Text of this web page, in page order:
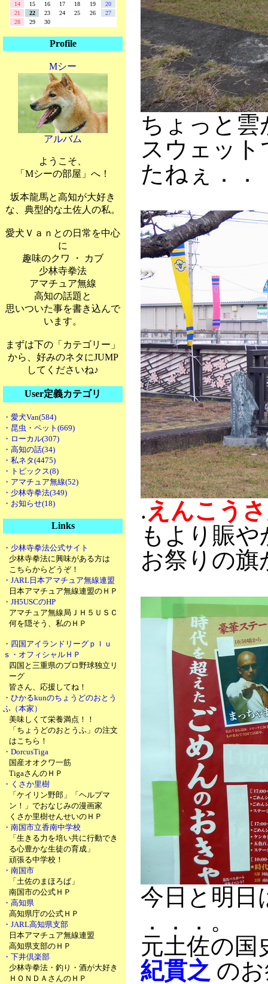
14
15 16 17 18 19
20
21
22 23 24 25 26
27
28
29 30
Profile
Mシー
アルバム
ようこそ、
「Mシーの部屋」へ！
坂本龍馬と高知が大好き
な、典型的な土佐人の私。
愛犬Ｖａｎとの日常を中心
に
趣味のクワ ・ カブ
少林寺拳法
アマチュア無線
高知の話題と
思いついた事を書き込んで
います。
まずは下の「カテゴリー」
から、好みのネタにJUMP
してくださいね♪
User定義カテゴリ
・愛犬Van(584)
・昆虫・ペット(669)
・ローカル(307)
・高知の話(34)
・私ネタ(4475)
・トピックス(8)
・アマチュア無線(52)
・少林寺拳法(349)
・お知らせ(18)
Links
・少林寺拳法公式サイト
少林寺拳法に興味がある方は
こちらからどうぞ！
・JARL日本アマチュア無線連盟
日本アマチュア無線連盟のＨＰ
・JH5USCのHP
アマチュア無線局ＪＨ５ＵＳＣ
何を隠そう、私のＨＰ
・四国アイランドリーグｐｌｕ
ｓ・オフィシャルＨＰ
四国と三重県のプロ野球独立リ
ーグ
皆さん、応援してね！
・ひかるkunのちょうどのおとう
ふ（本家）
美味しくて栄養満点！！
「ちょうどのおとうふ」の注文
はこちら！
・DorcusTiga
国産オオクワ一筋
TigaさんのＨＰ
・くさか里樹
「ケイリン野郎」「ヘルプマ
ン！」でおなじみの漫画家
くさか里樹せんせいのＨＰ
・南国市立香南中学校
「生きる力を培い共に行動でき
る心豊かな生徒の育成」
頑張る中学校！
・南国市
「土佐のまほろば」
南国市の公式ＨＰ
・高知県
高知県庁の公式ＨＰ
・JARL高知県支部
日本アマチュア無線連盟
高知県支部のＨＰ
・下井倶楽部
少林寺拳法・釣り・酒が大好き
ＨＯＮＤＡさんのＨＰ
ちょっと
スウェッ
たねぇ．．
.えんこう
もより賑や
お祭りの
今日と明
．．．。
元土佐の国
紀貫之 の